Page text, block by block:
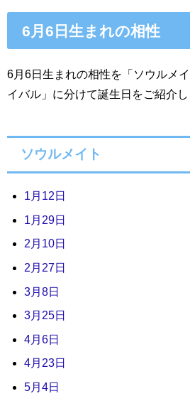
6月6日生まれの相性
6月6日生まれの相性を「ソウルメ
イバル」に分けて誕生日をご紹介し
ソウルメイト
1月12日
1月29日
2月10日
2月27日
3月8日
3月25日
4月6日
4月23日
5月4日